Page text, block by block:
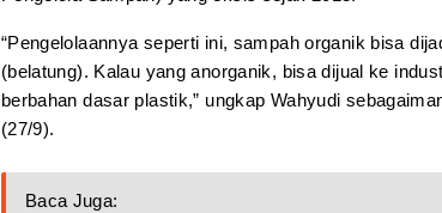
“Pengelolaannya seperti ini, sampah organik bisa
(belatung). Kalau yang anorganik, bisa dijual ke
berbahan dasar plastik,” ungkap Wahyudi
(27/9).
Baca Juga: